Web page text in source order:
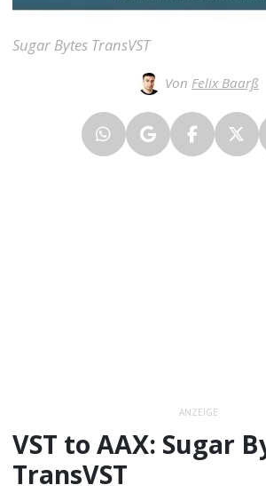
Sugar Bytes TransVST
Von Felix Baarß
ANZEIGE
VST to AAX: Sugar
TransVST